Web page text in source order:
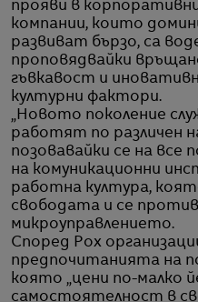
прояви в
компании, които
развиват бързо, са
проповядвайки
гъвкавост и
културни фактори.
„Новото поколение
работят по различен
позовавайки се на все
на комуникационни
работна култура,
свободата и се
микроуправлението.
Според Рох
предпочитанията на
която „цени по-малко
самостоятелност в